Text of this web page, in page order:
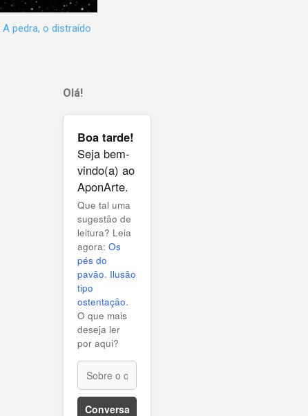
A pedra, o distraído
Olá!
Boa tarde!
Seja bem-
vindo(a) ao
AponArte.
Que tal uma
sugestão de
leitura? Leia
agora: Os
pés do
pavão. Ilusão
tipo
ostentação.
O que mais
deseja ler
por aqui?
Conversa